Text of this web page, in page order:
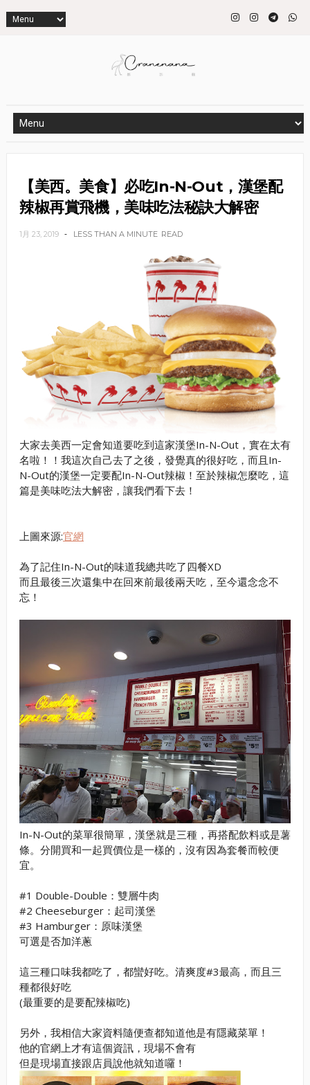
【美西。美食】必吃In-N-Out，漢堡配
辣椒再賞飛機，美味吃法秘訣大解密
1月 23, 2019 LESS THAN A MINUTE READ
大家去美西一定會知道要吃到這家漢堡In-N-Out，實在太有
名啦！！我這次自己去了之後，發覺真的很好吃，而且In-
N-Out的漢堡一定要配In-N-Out辣椒！至於辣椒怎麼吃，這
篇是美味吃法大解密，讓我們看下去！
上圖來源:官網
為了記住In-N-Out的味道我總共吃了四餐XD
而且最後三次還集中在回來前最後兩天吃，至今還念念不
忘！
In-N-Out的菜單很簡單，漢堡就是三種，再搭配飲料或是薯
條。分開買和一起買價位是一樣的，沒有因為套餐而較便
宜。
#1 Double-Double：雙層牛肉
#2 Cheeseburger：起司漢堡
#3 Hamburger：原味漢堡
可選是否加洋蔥
這三種口味我都吃了，都蠻好吃。清爽度#3最高，而且三
種都很好吃
(最重要的是要配辣椒吃)
另外，我相信大家資料隨便查都知道他是有隱藏菜單！
他的官網上才有這個資訊，現場不會有
但是現場直接跟店員說他就知道囉！